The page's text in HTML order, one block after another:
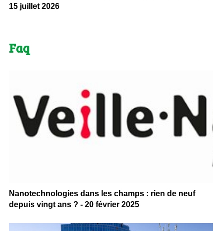
15 juillet 2026
Faq
Nanotechnologies dans les champs : rien de neuf
depuis vingt ans ? - 20 février 2025